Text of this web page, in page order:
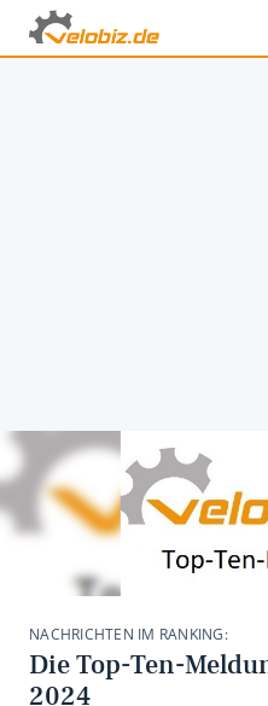
NACHRICHTEN IM RANKING:
Die Top-Ten-
2024